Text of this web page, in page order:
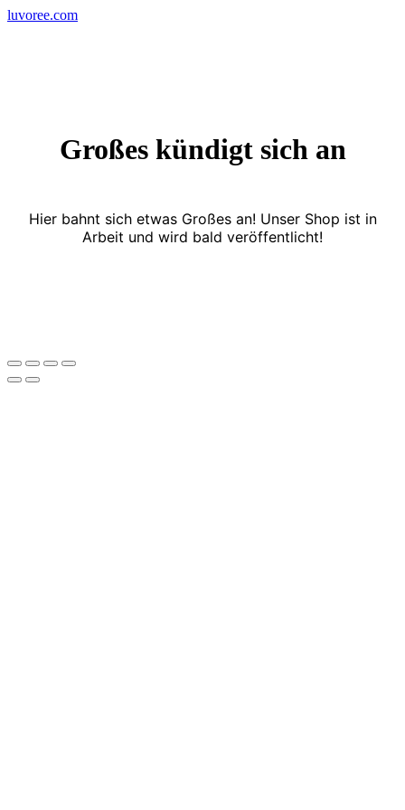
Skip
luvoree.com
Großes kündigt sich an
Hier bahnt sich etwas Großes an! Unser Shop ist in
Arbeit und wird bald veröffentlicht!